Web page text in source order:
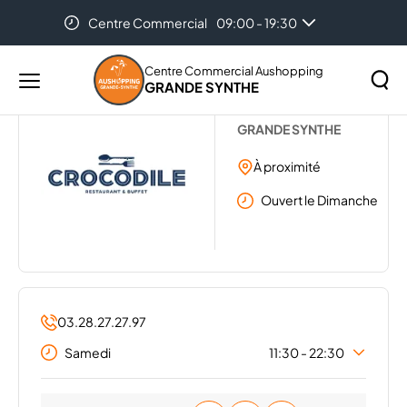
Centre Commercial 09:00 - 19:30
Menu
principal
Centre Commercial Aushopping
GRANDE SYNTHE
... CROCODILE
GRANDE SYNTHE
À proximité
Ouvert le Dimanche
03.28.27.27.97
Samedi
11:30 - 22:30
11:30 - 21:45